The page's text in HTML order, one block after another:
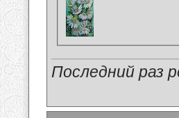
Последний раз